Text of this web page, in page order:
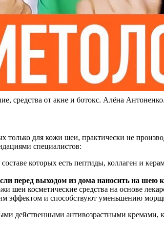
средства от акне и ботокс. Алёна
только для кожи шеи, практически не
специалистов:
которых есть пептиды, коллаген и
перед выходом из дома наносить на
шеи косметические средства на основе
эффектом и способствуют уменьшению
действенными антивозрастными кремами,